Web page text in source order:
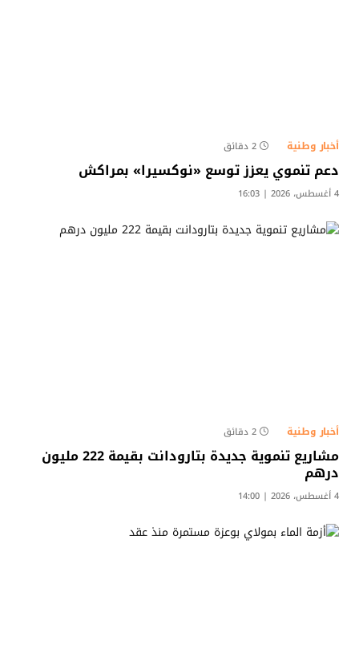
أخبار وطنية 2 دقائق
دعم تنموي يعزز توسع «نوكسيرا» بمراكش
4 أغسطس، 2026 | 16:03
أخبار وطنية 2 دقائق
مشاريع تنموية جديدة بتارودانت بقيمة 222 مليون
درهم
4 أغسطس، 2026 | 14:00